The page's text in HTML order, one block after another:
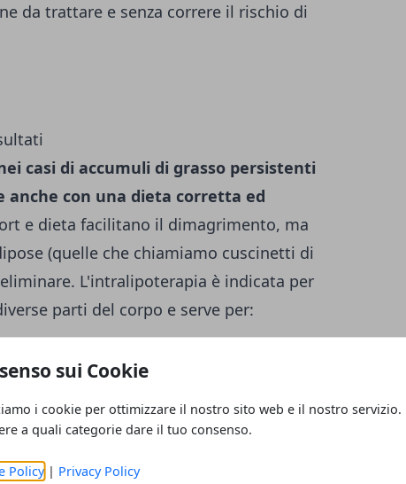
sui Cookie
i cookie per ottimizzare il nostro sito web e il nostro servizio.
a quali categorie dare il tuo consenso.
Policy| Privacy Policy
da trattare e senza correre il rischio di
casi di accumuli di grasso persistenti
anche con una dieta corretta ed
e dieta facilitano il dimagrimento, ma
(quelle che chiamiamo cuscinetti di
L'intralipoterapia è indicata per
parti del corpo e serve per:
pancia(zona addominale)
localizzato sul collo)